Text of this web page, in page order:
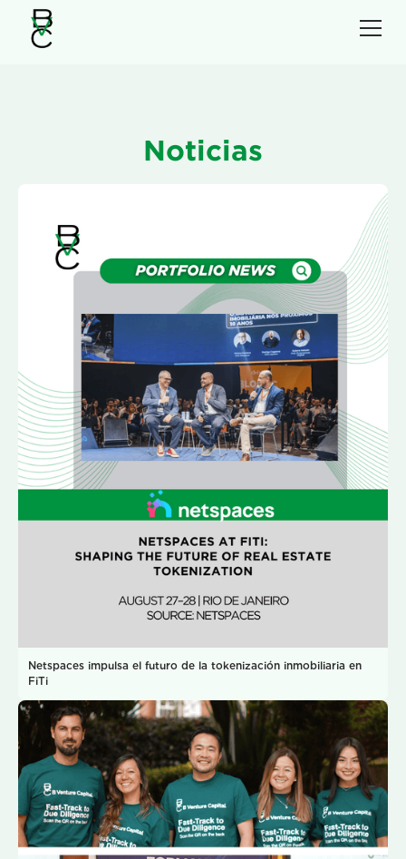
Noticias
Netspaces impulsa el futuro de la tokenización inmobiliaria en
FiTi